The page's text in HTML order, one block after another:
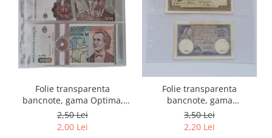
Folie transparenta
bancnote, gama Optima,
cod SH252, 3
compartimente
2,50 Lei
2,00 Lei
Folie transparenta
bancnote, gama
Grande(A4), cod SH312, 3
compartimente
3,50 Lei
2,20 Lei